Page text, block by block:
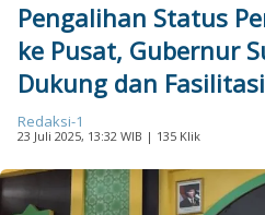
Pengalihan Status
ke Pusat, Gubernur
Dukung dan Fasilitasi
Redaksi-1
23 Juli 2025, 13:32 WIB | 135 Klik